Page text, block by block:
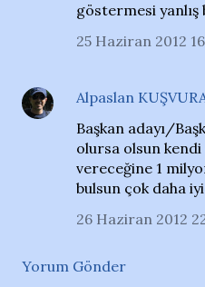
göstermesi
25 Haziran 2012
Alpaslan
Başkan adayı/
olursa olsun
vereceğine 1
bulsun çok daha
26 Haziran 2012
Yorum Gönder